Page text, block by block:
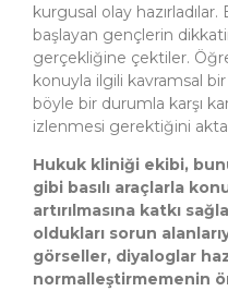
kurgusal olay
başlayan gençlerin
gerçekliğine çektiler.
konuyla ilgili kavramsal
böyle bir durumla karşı
izlenmesi gerektiğini
Hukuk kliniği ekibi,
gibi basılı araçlarla
artırılmasına katkı
oldukları sorun
görseller, diyaloglar
normalleştirmemenin